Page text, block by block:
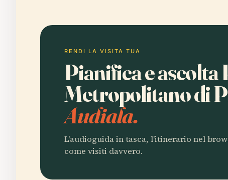
RENDI LA VISITA TUA
Pianifica e ascolta
Metropolitano di
Audiala.
L'audioguida in tasca, l'itinerario nel
come visiti davvero.